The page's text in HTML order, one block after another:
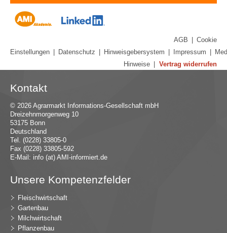
AGB
Cookie
Einstellungen
Datenschutz Hinweisgebersystem Impressum
Hinweise
Vertrag widerrufen
Kontakt
© 2026 Agrarmarkt Informations-Gesellschaft mbH
Dreizehnmorgenweg 10
53175 Bonn
Deutschland
Tel. (0228) 33805-0
Fax (0228) 33805-592
E-Mail: info (at) AMI-informiert.de
Unsere Kompetenzfelder
Fleischwirtschaft
Gartenbau
Milchwirtschaft
Pflanzenbau